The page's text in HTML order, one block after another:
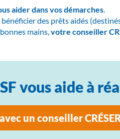
aider dans vos démarches.
des prêts aidés
mains,votre conseiller
vous aide à
un conseiller